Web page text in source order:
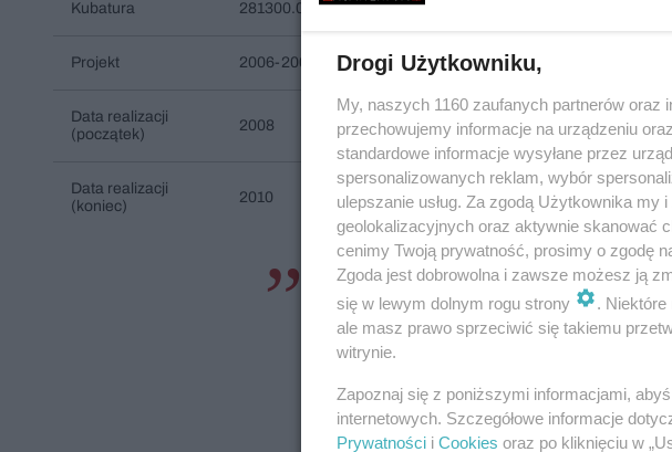
Kubatura 281300.0 m³
Projekt 2006-2007
Data realizacji
(początek)
2008
Data realizacji
(koniec)
2010
Modyfikacje i wariacje ograniczonej
elementów tworzących środowisko
miejską, rezygnacja ze
materiałów były próbą odnalezienia
lokalizacji i założonego standardu
Drogi Użytkowniku,
My, naszych 1160 zaufanych partnerów
przechowujemy informacje na urządzeniu
standardowe informacje wysyłane przez
spersonalizowanych reklam, wybór
ulepszanie usług. Za zgodą Użytkownika
geolokalizacyjnych oraz aktywnie skanować
cenimy Twoją prywatność, prosimy o zgodę
Zgoda jest dobrowolna i zawsze możesz ją
się w lewym dolnym rogu strony
.
ale masz prawo sprzeciwić się takiemu
witrynie.
Zapoznaj się z poniższymi informacjami,
internetowych. Szczegółowe informacje
Prywatności i Cookies oraz po kliknięciu w